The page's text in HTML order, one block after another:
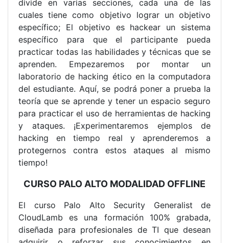
divide en varias secciones, cada una de las
cuales tiene como objetivo lograr un objetivo
específico; El objetivo es hackear un sistema
específico para que el participante pueda
practicar todas las habilidades y técnicas que se
aprenden. Empezaremos por montar un
laboratorio de hacking ético en la computadora
del estudiante. Aquí, se podrá poner a prueba la
teoría que se aprende y tener un espacio seguro
para practicar el uso de herramientas de hacking
y ataques. ¡Experimentaremos ejemplos de
hacking en tiempo real y aprenderemos a
protegernos contra estos ataques al mismo
tiempo!
CURSO PALO ALTO MODALIDAD OFFLINE
El curso Palo Alto Security Generalist de
CloudLamb es una formación 100% grabada,
diseñada para profesionales de TI que desean